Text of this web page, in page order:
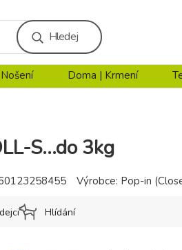
Hledej
Doma | Krmení
S...do 3kg
Výrobce: Pop-in
Hlídání